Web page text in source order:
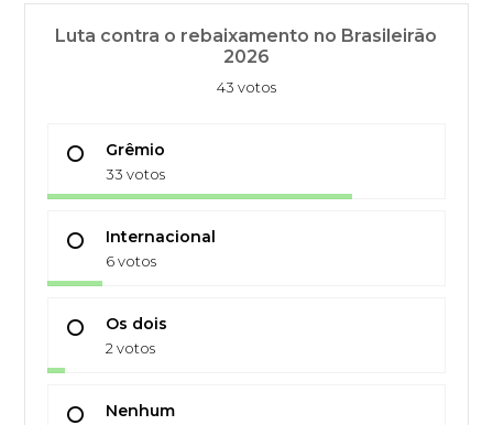
Luta contra o rebaixamento no Brasileirão
2026
43 votos
Grêmio
33 votos
Internacional
6 votos
Os dois
2 votos
Nenhum